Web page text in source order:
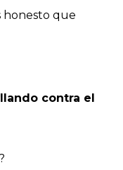
honesto que
contra el